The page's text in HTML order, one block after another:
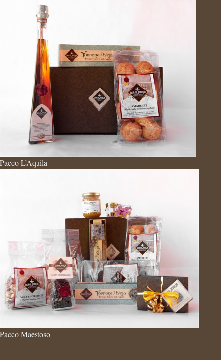
Pacco L’Aquila
Pacco Maestoso